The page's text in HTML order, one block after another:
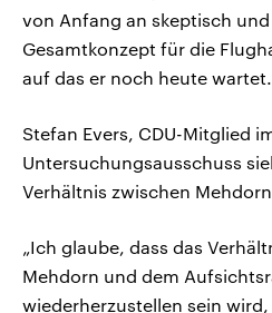
von Anfang an skeptisch
Gesamtkonzept für die
auf das er noch heute wartet.
Stefan Evers, CDU-Mitglied
Untersuchungsausschuss
Verhältnis zwischen
„Ich glaube, dass das
Mehdorn und dem
wiederherzustellen sein